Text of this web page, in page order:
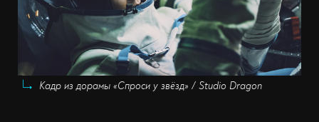
Кадр из дорамы «Спроси у звёзд» / Studio Dragon